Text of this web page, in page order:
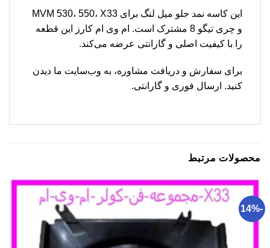
این کاسه نمد جلو میل لنگ برای MVM 530، 550، X33
و چری تیگو 8 مشترک است. ام وی ام کارز این قطعه
را با کیفیت اصلی و گارانتی عرضه می‌کند.
برای سفارش و دریافت مشاوره، به وب‌سایت ما دیدن
کنید. ارسال فوری و گارانتی.
محصولات مرتبط
-14%